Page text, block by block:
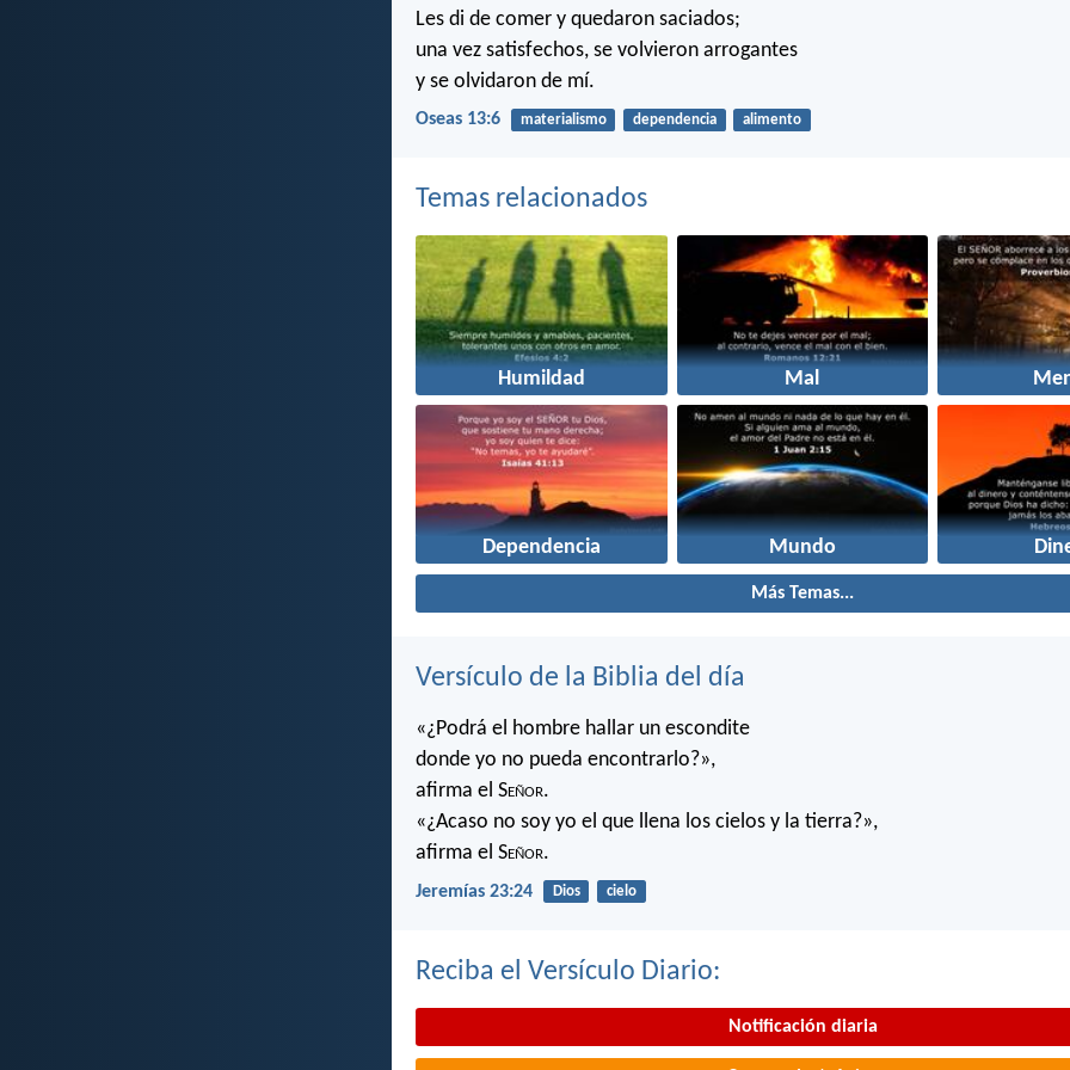
Les di de comer y quedaron saciados;
una vez satisfechos, se volvieron arrogantes
y se olvidaron de mí.
Oseas 13:6 materialismo dependencia alimento
Temas relacionados
Humildad Mal
Dependencia Mundo
Más Temas...
Versículo de la Biblia del día
«¿Podrá el hombre hallar un escondite
donde yo no pueda encontrarlo?»,
afirma el Señor.
«¿Acaso no soy yo el que llena los cielos y la tierra?»,
afirma el Señor.
Jeremías 23:24 Dios cielo
Reciba el Versículo Diario:
Notificación diaria